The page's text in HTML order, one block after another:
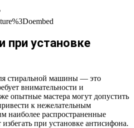
при установке
стиральной машины — это
внимательности и
опытные мастера могут допустить
к нежелательным
наиболее распространенные
при установке антисифона.